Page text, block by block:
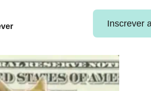
Inscrever